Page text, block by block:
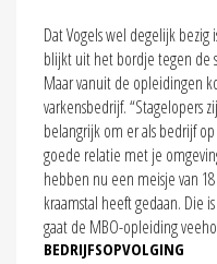
Dat Vogels wel degelijk
blijkt uit het bordje tegen de
Maar vanuit de opleidingen
varkensbedrijf. “Stagelopers
belangrijk om er als bedrijf
goede relatie met je
hebben nu een meisje van
kraamstal heeft gedaan. Die
gaat de MBO-opleiding
BEDRIJFSOPVOLGING